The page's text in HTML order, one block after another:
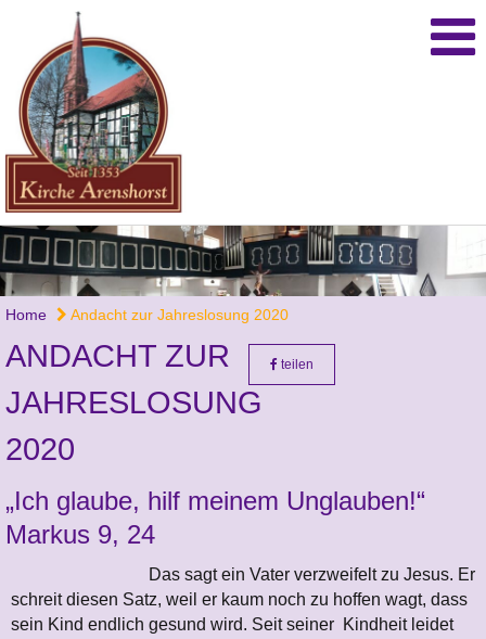
Home Andacht zur Jahreslosung 2020
ANDACHT ZUR
JAHRESLOSUNG
2020
teilen
„Ich glaube, hilf meinem Unglauben!“
Markus 9, 24
Das sagt ein Vater verzweifelt zu Jesus. Er
schreit diesen Satz, weil er kaum noch zu hoffen wagt, dass
sein Kind endlich gesund wird. Seit seiner Kindheit leidet